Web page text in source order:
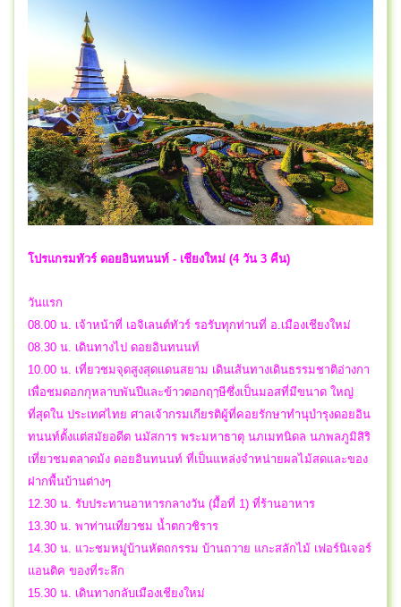
โปรแกรมทัวร์ ดอยอินทนนท์ - เชียงใหม่ (4 วัน 3 คืน)
วันแรก
08.00 น. เจ้าหน้าที่ เอจิเลนต์ทัวร์ รอรับทุกท่านที่ อ.เมืองเชียงใหม่
08.30 น. เดินทางไป ดอยอินทนนท์
10.00 น. เที่ยวชมจุดสูงสุดแดนสยาม เดินเส้นทางเดินธรรมชาติอ่างกา
เพื่อชมดอกกุหลาบพันปีและข้าวตอกฤๅษีซึ่งเป็นมอสที่มีขนาด ใหญ่
ที่สุดใน ประเทศไทย ศาลเจ้ากรมเกียรติผู้ที่คอยรักษาทำนุบำรุงดอยอิน
ทนนท์ตั้งแต่สมัยอดีต นมัสการ พระมหาธาตุ นภเมทนิดล นภพลภูมิสิริ
เที่ยวชมตลาดม้ง ดอยอินทนนท์ ที่เป็นแหล่งจำหน่ายผลไม้สดและของ
ฝากพื้นบ้านต่างๆ
12.30 น. รับประทานอาหารกลางวัน (มื้อที่ 1) ที่ร้านอาหาร
13.30 น. พาท่านเที่ยวชม น้ำตกวชิราร
14.30 น. แวะชมหมู่บ้านหัตถกรรม บ้านถวาย แกะสลักไม้ เฟอร์นิเจอร์
แอนติค ของที่ระลึก
15.30 น. เดินทางกลับเมืองเชียงใหม่